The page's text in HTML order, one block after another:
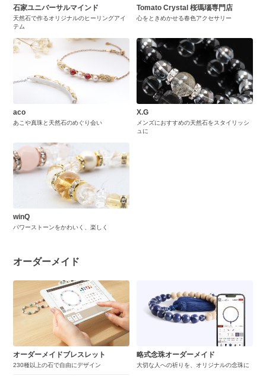
石家ユニバーサルマインド
天然石で作るオリジナルのヒーリングアイ
テム
Tomato Crystal 桜瑪瑙専門店
心をときめかせる春色アクセサリー
aco
あこや真珠と天然石のめぐり会い
X.G
メンズにおすすめの天然石をスタイリッシ
ュに
winQ
パワーストーンをかわいく、楽しく
オーダーメイド
オーダーメイドブレスレット
230種以上の石で自由にデザイン
略式念珠オーダーメイド
大切な人への祈りを、オリジナルの念珠に